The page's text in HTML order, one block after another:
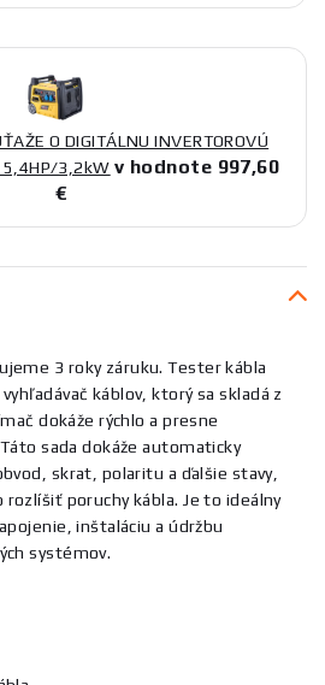
O DIGITÁLNU INVERTOROVÚ
5,4HP/3,2kW v hodnote 997,60
€
3 roky záruku. Tester kábla
káblov, ktorý sa skladá z
dokáže rýchlo a presne
sada dokáže automaticky
skrat, polaritu a ďalšie stavy,
poruchy kábla. Je to ideálny
inštaláciu a údržbu
systémov.